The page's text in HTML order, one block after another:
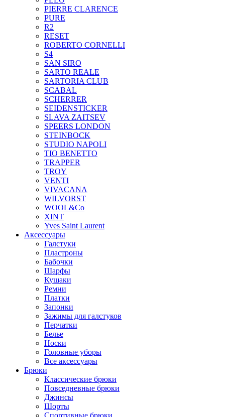
PIERRE CLARENCE
PURE
R2
RESET
ROBERTO CORNELLI
S4
SAN SIRO
SARTO REALE
SARTORIA CLUB
SCABAL
SCHERRER
SEIDENSTICKER
SLAVA ZAITSEV
SPEERS LONDON
STEINBOCK
STUDIO NAPOLI
TIO BENETTO
TRAPPER
TROY
VENTI
VIVACANA
WILVORST
WOOL&Co
XINT
Yves Saint Laurent
Аксессуары
Галстуки
Пластроны
Бабочки
Шарфы
Кушаки
Ремни
Платки
Запонки
Зажимы для галстуков
Перчатки
Белье
Носки
Головные уборы
Все аксессуары
Брюки
Классические брюки
Повседневные брюки
Джинсы
Шорты
Спортивные брюки